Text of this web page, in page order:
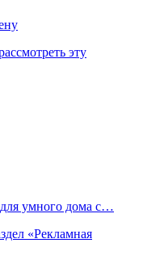
эту
для умного дома с…
«Рекламная